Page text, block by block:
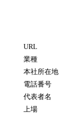
URL
業種
本社所在地
電話番号
代表者名
上場